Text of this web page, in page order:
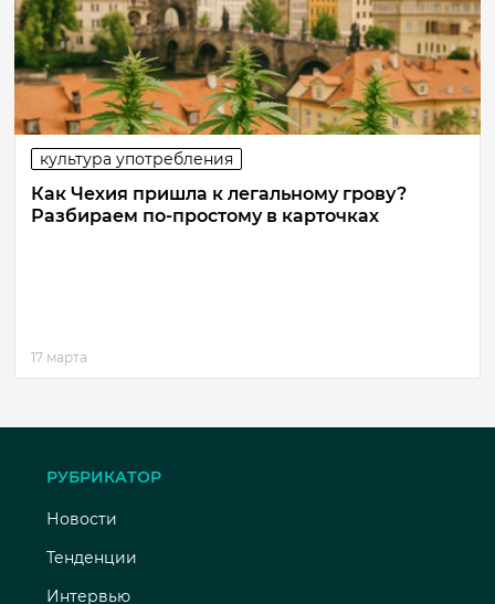
культура употребления
Как Чехия пришла к легальному грову?
Разбираем по-простому в карточках
17 марта
РУБРИКАТОР
Новости
Тенденции
Интервью